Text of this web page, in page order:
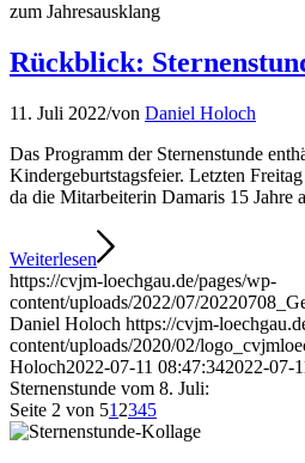
zum Jahresausklang
Rückblick:
11. Juli 2022/von Daniel Holoch
Das Programm der Sternenstunde
Kindergeburtstagsfeier. Letzten
da die Mitarbeiterin Damaris 15 Jahre
Weiterlesen
https://cvjm-loechgau.de/pages/wp-
content/uploads/2022/07/
Daniel Holoch https://cvjm-
content/uploads/2020/02/
Holoch2022-07-11 08:47:342022-07-
Sternenstunde vom 8. Juli:
Seite 2 von 51 2345